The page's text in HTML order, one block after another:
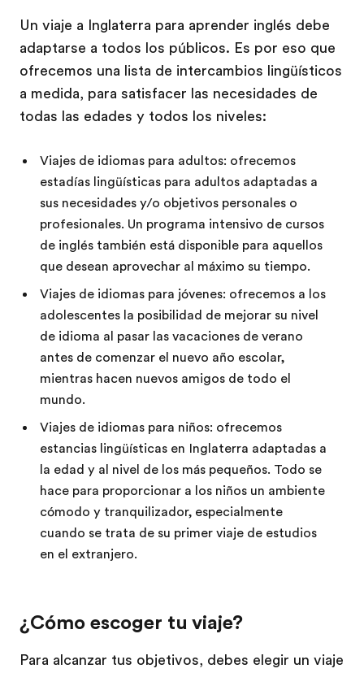
Un viaje a Inglaterra para aprender inglés debe
adaptarse a todos los públicos. Es por eso que
ofrecemos una lista de intercambios lingüísticos
a medida, para satisfacer las necesidades de
todas las edades y todos los niveles:
Viajes de idiomas para adultos: ofrecemos
estadías lingüísticas para adultos adaptadas a
sus necesidades y/o objetivos personales o
profesionales. Un programa intensivo de cursos
de inglés también está disponible para aquellos
que desean aprovechar al máximo su tiempo.
Viajes de idiomas para jóvenes: ofrecemos a los
adolescentes la posibilidad de mejorar su nivel
de idioma al pasar las vacaciones de verano
antes de comenzar el nuevo año escolar,
mientras hacen nuevos amigos de todo el
mundo.
Viajes de idiomas para niños: ofrecemos
estancias lingüísticas en Inglaterra adaptadas a
la edad y al nivel de los más pequeños. Todo se
hace para proporcionar a los niños un ambiente
cómodo y tranquilizador, especialmente
cuando se trata de su primer viaje de estudios
en el extranjero.
¿Cómo escoger tu viaje?
Para alcanzar tus objetivos, debes elegir un viaje